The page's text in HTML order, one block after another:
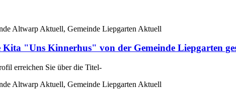
Altwarp Aktuell, Gemeinde Liepgarten Aktuell
"Uns Kinnerhus" von der Gemeinde Liepgarten
erreichen Sie über die Titel-
Altwarp Aktuell, Gemeinde Liepgarten Aktuell